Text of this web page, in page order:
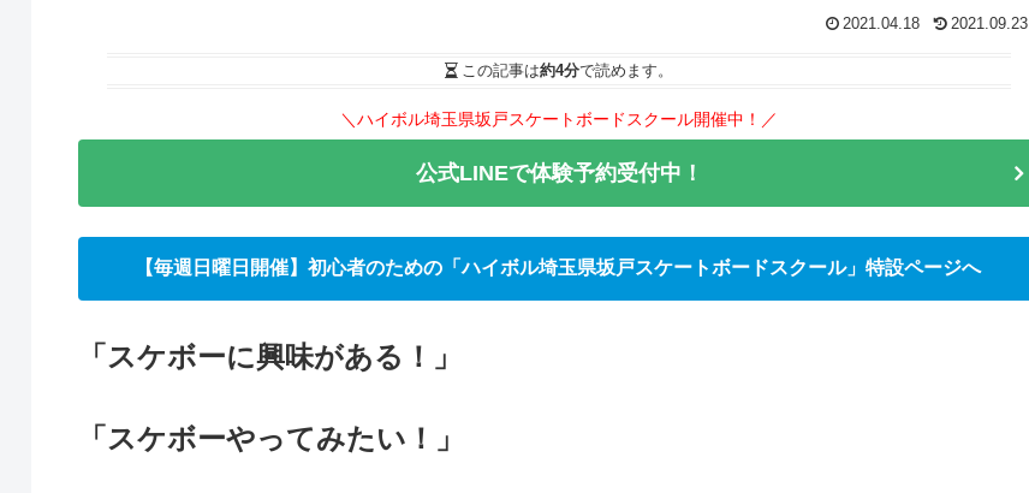
2021.04.18 2021.09.23
この記事は約4分で読めます。
＼ハイボル埼玉県坂戸スケートボードスクール開催中！／
公式LINEで体験予約受付中！
【毎週日曜日開催】初心者のための「ハイボル埼玉県坂戸スケートボードスクール」特設ページへ
「スケボーに興味がある！」
「スケボーやってみたい！」